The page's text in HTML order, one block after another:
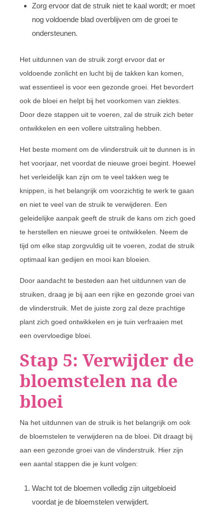
Zorg ervoor dat de struik niet te kaal wordt; er moet
nog voldoende blad overblijven om de groei te
ondersteunen.
Het uitdunnen van de struik zorgt ervoor dat er
voldoende zonlicht en lucht bij de takken kan komen,
wat essentieel is voor een gezonde groei. Het bevordert
ook de bloei en helpt bij het voorkomen van ziektes.
Door deze stappen uit te voeren, zal de struik zich beter
ontwikkelen en een vollere uitstraling hebben.
Het beste moment om de vlinderstruik uit te dunnen is in
het voorjaar, net voordat de nieuwe groei begint. Hoewel
het verleidelijk kan zijn om te veel takken weg te
knippen, is het belangrijk om voorzichtig te werk te gaan
en niet te veel van de struik te verwijderen. Een
geleidelijke aanpak geeft de struik de kans om zich goed
te herstellen en nieuwe groei te ontwikkelen. Neem de
tijd om elke stap zorgvuldig uit te voeren, zodat de struik
optimaal kan gedijen en mooi kan bloeien.
Door aandacht te besteden aan het uitdunnen van de
struiken, draag je bij aan een rijke en gezonde groei van
de vlinderstruik. Met de juiste zorg zal deze prachtige
plant zich goed ontwikkelen en je tuin verfraaien met
een overvloedige bloei.
Stap 5: Verwijder de
bloemstelen na de
bloei
Na het uitdunnen van de struik is het belangrijk om ook
de bloemstelen te verwijderen na de bloei. Dit draagt bij
aan een gezonde groei van de vlinderstruik. Hier zijn
een aantal stappen die je kunt volgen:
Wacht tot de bloemen volledig zijn uitgebloeid
voordat je de bloemstelen verwijdert.